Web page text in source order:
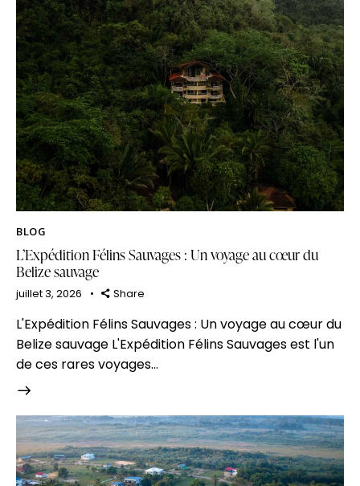
BLOG
L’Expédition Félins Sauvages : Un voyage au cœur du
Belize sauvage
juillet 3, 2026 Share
L'Expédition Félins Sauvages : Un voyage au cœur du
Belize sauvage L'Expédition Félins Sauvages est l'un
de ces rares voyages…